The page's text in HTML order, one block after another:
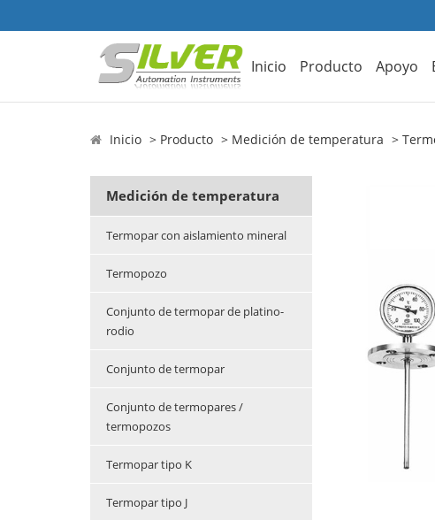
Inicio Producto Apoyo
Inicio Producto Medición de temperatura
Medición de temperatura
Termopar con aislamiento mineral
Termopozo
Conjunto de termopar de platino-
rodio
Conjunto de termopar
Conjunto de termopares /
termopozos
Termopar tipo K
Termopar tipo J